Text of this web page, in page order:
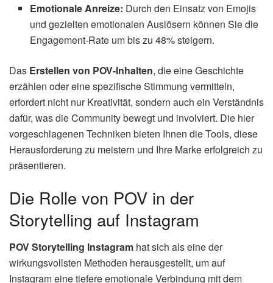
Emotionale Anreize: Durch den Einsatz von Emojis
und gezielten emotionalen Auslösern können Sie die
Engagement-Rate um bis zu 48% steigern.
Das Erstellen von POV-Inhalten, die eine Geschichte
erzählen oder eine spezifische Stimmung vermitteln,
erfordert nicht nur Kreativität, sondern auch ein Verständnis
dafür, was die Community bewegt und involviert. Die hier
vorgeschlagenen Techniken bieten Ihnen die Tools, diese
Herausforderung zu meistern und Ihre Marke erfolgreich zu
präsentieren.
Die Rolle von POV in der
Storytelling auf Instagram
POV Storytelling Instagram hat sich als eine der
wirkungsvollsten Methoden herausgestellt, um auf
Instagram eine tiefere emotionale Verbindung mit dem